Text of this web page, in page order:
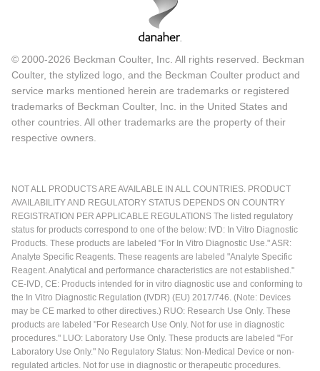
© 2000-2026 Beckman Coulter, Inc. All rights reserved. Beckman
Coulter, the stylized logo, and the Beckman Coulter product and
service marks mentioned herein are trademarks or registered
trademarks of Beckman Coulter, Inc. in the United States and
other countries. All other trademarks are the property of their
respective owners.
NOT ALL PRODUCTS ARE AVAILABLE IN ALL COUNTRIES. PRODUCT
AVAILABILITY AND REGULATORY STATUS DEPENDS ON COUNTRY
REGISTRATION PER APPLICABLE REGULATIONS The listed regulatory
status for products correspond to one of the below: IVD: In Vitro Diagnostic
Products. These products are labeled "For In Vitro Diagnostic Use." ASR:
Analyte Specific Reagents. These reagents are labeled "Analyte Specific
Reagent. Analytical and performance characteristics are not established."
CE-IVD, CE: Products intended for in vitro diagnostic use and conforming to
the In Vitro Diagnostic Regulation (IVDR) (EU) 2017/746. (Note: Devices
may be CE marked to other directives.) RUO: Research Use Only. These
products are labeled "For Research Use Only. Not for use in diagnostic
procedures." LUO: Laboratory Use Only. These products are labeled "For
Laboratory Use Only." No Regulatory Status: Non-Medical Device or non-
regulated articles. Not for use in diagnostic or therapeutic procedures.